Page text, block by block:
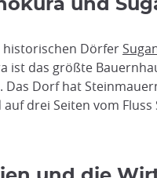
und
historischen Dörfer
ist das größte
Das Dorf hat
drei Seiten vom